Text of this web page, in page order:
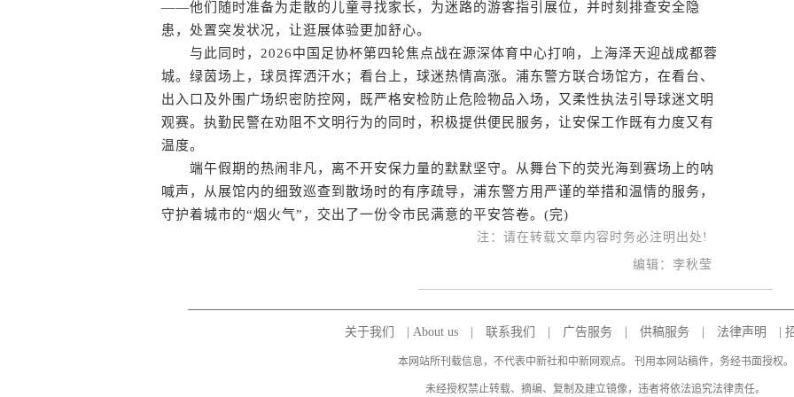
——他们随时准备为走散的儿童寻找家长，为迷路的游客指引展位，并时刻排查安全隐
患，处置突发状况，让逛展体验更加舒心。
与此同时，2026中国足协杯第四轮焦点战在源深体育中心打响，上海泽天迎战成都蓉
城。绿茵场上，球员挥洒汗水；看台上，球迷热情高涨。浦东警方联合场馆方，在看台、
出入口及外围广场织密防控网，既严格安检防止危险物品入场，又柔性执法引导球迷文明
观赛。执勤民警在劝阻不文明行为的同时，积极提供便民服务，让安保工作既有力度又有
温度。
端午假期的热闹非凡，离不开安保力量的默默坚守。从舞台下的荧光海到赛场上的呐
喊声，从展馆内的细致巡查到散场时的有序疏导，浦东警方用严谨的举措和温情的服务，
守护着城市的“烟火气”，交出了一份令市民满意的平安答卷。(完)
注：请在转载文章内容时务必注明出处!
编辑：李秋莹
关于我们 About us| 联系我们 广告服务| 供稿服务| 法律声明
本网站所刊载信息，不代表中新社和中新网观点。 刊用本网站稿件，务经书面授权。
未经授权禁止转载、摘编、复制及建立镜像，违者将依法追究法律责任。